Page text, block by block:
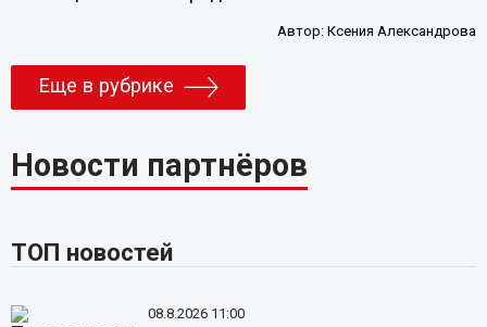
Автор:Ксения Александрова
Еще в рубрике
Новости партнёров
ТОП новостей
08.8.2026 11:00